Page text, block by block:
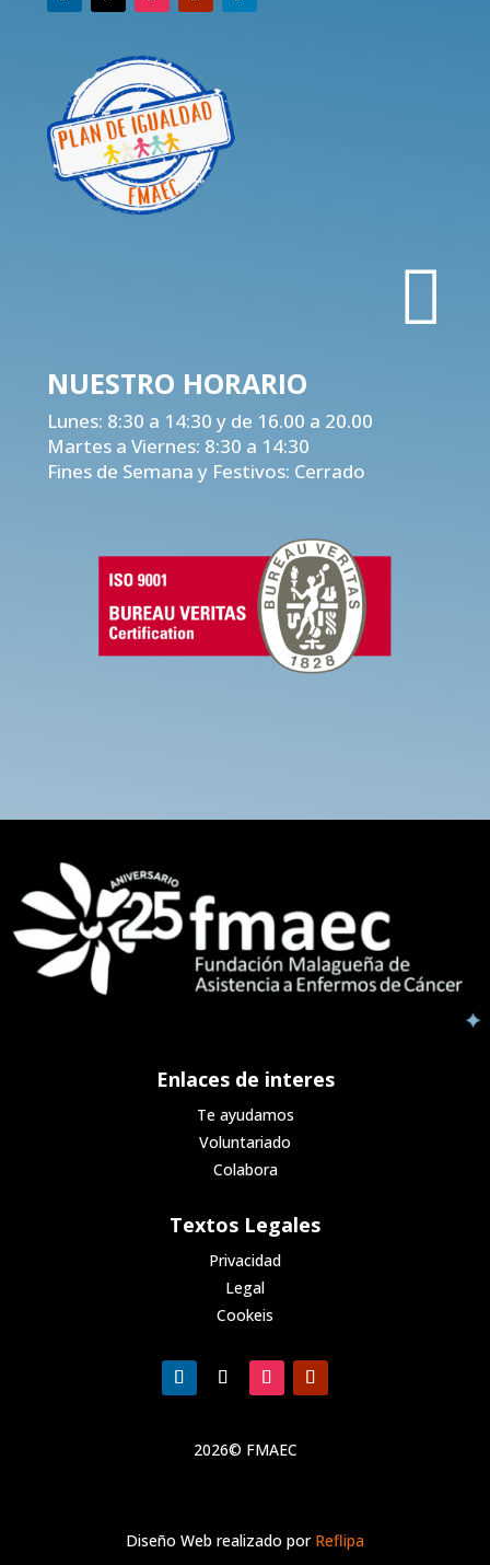

NUESTRO HORARIO
Lunes: 8:30 a 14:30 y de 16.00 a 20.00
Martes a Viernes: 8:30 a 14:30
Fines de Semana y Festivos: Cerrado
Enlaces de interes
Te ayudamos
Voluntariado
Colabora
Textos Legales
Privacidad
Legal
Cookeis
2026© FMAEC
Diseño Web realizado por Reflipa